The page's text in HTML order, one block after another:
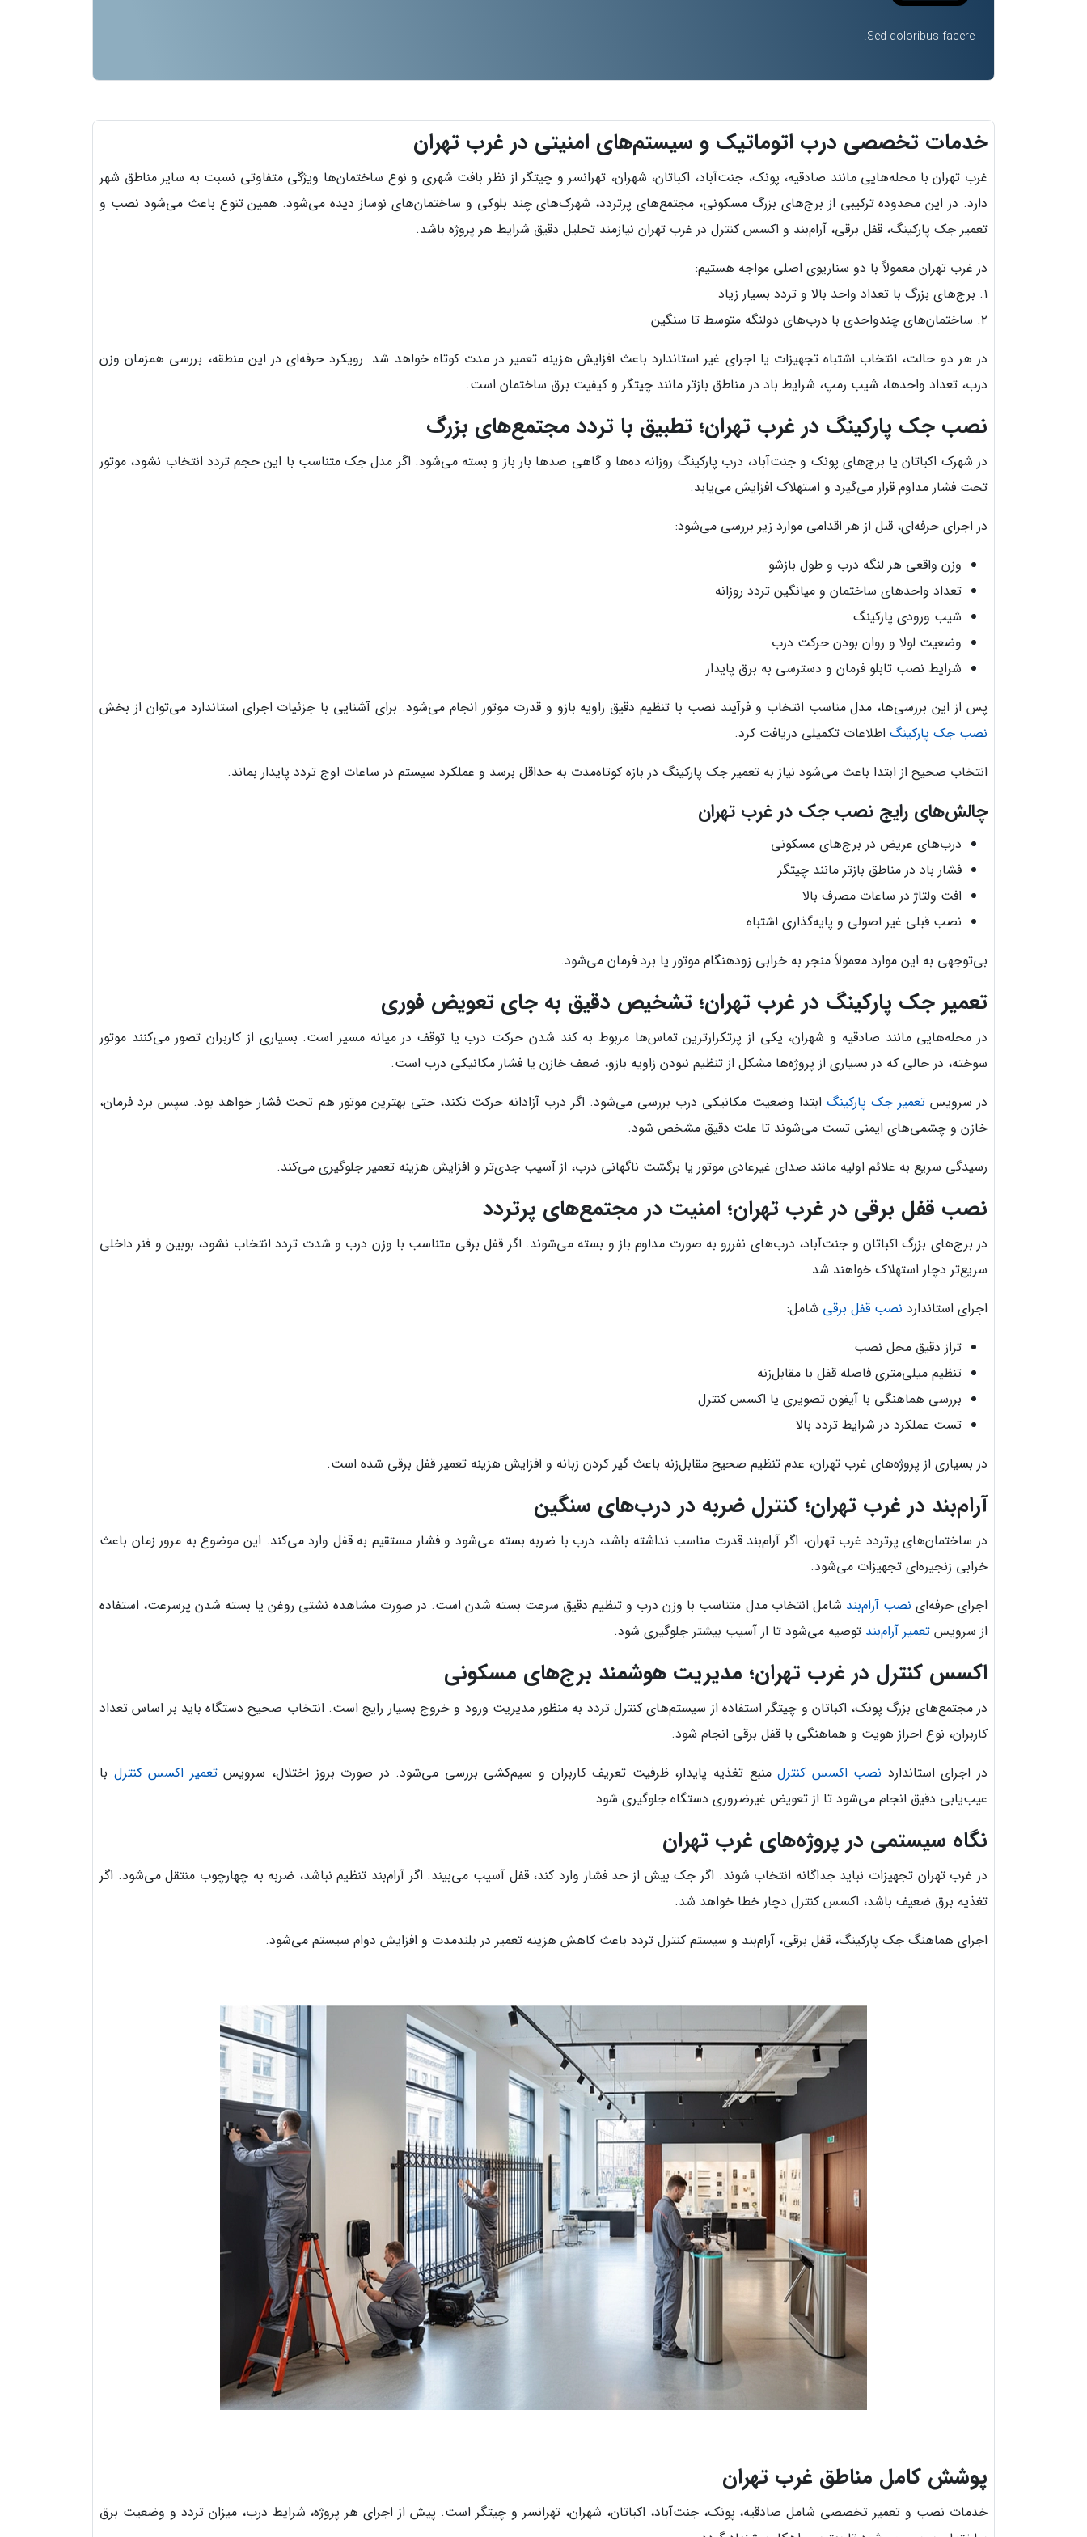
Sed doloribus facere.
خدمات تخصصی درب اتوماتیک و سیستم‌های امنیتی در غرب تهران
غرب تهران با محله‌هایی مانند صادقیه، پونک، جنت‌آباد، اکباتان، شهران، تهرانسر و چیتگر از نظر بافت شهری و نوع ساختمان‌ها ویژگی متفاوتی نسبت به سایر مناطق شهر
دارد. در این محدوده ترکیبی از برج‌های بزرگ مسکونی، مجتمع‌های پرتردد، شهرک‌های چند بلوکی و ساختمان‌های نوساز دیده می‌شود. همین تنوع باعث می‌شود نصب و
تعمیر جک پارکینگ، قفل برقی، آرام‌بند و اکسس کنترل در غرب تهران نیازمند تحلیل دقیق شرایط هر پروژه باشد.
در غرب تهران معمولاً با دو سناریوی اصلی مواجه هستیم:
۱. برج‌های بزرگ با تعداد واحد بالا و تردد بسیار زیاد
۲. ساختمان‌های چندواحدی با درب‌های دولنگه متوسط تا سنگین
در هر دو حالت، انتخاب اشتباه تجهیزات یا اجرای غیر استاندارد باعث افزایش هزینه تعمیر در مدت کوتاه خواهد شد. رویکرد حرفه‌ای در این منطقه، بررسی همزمان وزن
درب، تعداد واحدها، شیب رمپ، شرایط باد در مناطق بازتر مانند چیتگر و کیفیت برق ساختمان است.
نصب جک پارکینگ در غرب تهران؛ تطبیق با تردد مجتمع‌های بزرگ
در شهرک اکباتان یا برج‌های پونک و جنت‌آباد، درب پارکینگ روزانه ده‌ها و گاهی صدها بار باز و بسته می‌شود. اگر مدل جک متناسب با این حجم تردد انتخاب نشود، موتور
تحت فشار مداوم قرار می‌گیرد و استهلاک افزایش می‌یابد.
در اجرای حرفه‌ای، قبل از هر اقدامی موارد زیر بررسی می‌شود:
وزن واقعی هر لنگه درب و طول بازشو
تعداد واحدهای ساختمان و میانگین تردد روزانه
شیب ورودی پارکینگ
وضعیت لولا و روان بودن حرکت درب
شرایط نصب تابلو فرمان و دسترسی به برق پایدار
پس از این بررسی‌ها، مدل مناسب انتخاب و فرآیند نصب با تنظیم دقیق زاویه بازو و قدرت موتور انجام می‌شود. برای آشنایی با جزئیات اجرای استاندارد می‌توان از بخش
نصب جک پارکینگ اطلاعات تکمیلی دریافت کرد.
انتخاب صحیح از ابتدا باعث می‌شود نیاز به تعمیر جک پارکینگ در بازه کوتاه‌مدت به حداقل برسد و عملکرد سیستم در ساعات اوج تردد پایدار بماند.
چالش‌های رایج نصب جک در غرب تهران
درب‌های عریض در برج‌های مسکونی
فشار باد در مناطق بازتر مانند چیتگر
افت ولتاژ در ساعات مصرف بالا
نصب قبلی غیر اصولی و پایه‌گذاری اشتباه
بی‌توجهی به این موارد معمولاً منجر به خرابی زودهنگام موتور یا برد فرمان می‌شود.
تعمیر جک پارکینگ در غرب تهران؛ تشخیص دقیق به جای تعویض فوری
در محله‌هایی مانند صادقیه و شهران، یکی از پرتکرارترین تماس‌ها مربوط به کند شدن حرکت درب یا توقف در میانه مسیر است. بسیاری از کاربران تصور می‌کنند موتور
سوخته، در حالی که در بسیاری از پروژه‌ها مشکل از تنظیم نبودن زاویه بازو، ضعف خازن یا فشار مکانیکی درب است.
در سرویستعمیر جک پارکینگ ابتدا وضعیت مکانیکی درب بررسی می‌شود. اگر درب آزادانه حرکت نکند، حتی بهترین موتور هم تحت فشار خواهد بود. سپس برد فرمان،
خازن و چشمی‌های ایمنی تست می‌شوند تا علت دقیق مشخص شود.
رسیدگی سریع به علائم اولیه مانند صدای غیرعادی موتور یا برگشت ناگهانی درب، از آسیب جدی‌تر و افزایش هزینه تعمیر جلوگیری می‌کند.
نصب قفل برقی در غرب تهران؛ امنیت در مجتمع‌های پرتردد
در برج‌های بزرگ اکباتان و جنت‌آباد، درب‌های نفررو به صورت مداوم باز و بسته می‌شوند. اگر قفل برقی متناسب با وزن درب و شدت تردد انتخاب نشود، بوبین و فنر داخلی
سریع‌تر دچار استهلاک خواهند شد.
اجرای استاندارد نصب قفل برقی شامل:
تراز دقیق محل نصب
تنظیم میلی‌متری فاصله قفل با مقابل‌زنه
بررسی هماهنگی با آیفون تصویری یا اکسس کنترل
تست عملکرد در شرایط تردد بالا
در بسیاری از پروژه‌های غرب تهران، عدم تنظیم صحیح مقابل‌زنه باعث گیر کردن زبانه و افزایش هزینه تعمیر قفل برقی شده است.
آرام‌بند در غرب تهران؛ کنترل ضربه در درب‌های سنگین
در ساختمان‌های پرتردد غرب تهران، اگر آرام‌بند قدرت مناسب نداشته باشد، درب با ضربه بسته می‌شود و فشار مستقیم به قفل وارد می‌کند. این موضوع به مرور زمان باعث
خرابی زنجیره‌ای تجهیزات می‌شود.
اجرای حرفه‌ای نصب آرام‌بند شامل انتخاب مدل متناسب با وزن درب و تنظیم دقیق سرعت بسته شدن است. در صورت مشاهده نشتی روغن یا بسته شدن پرسرعت، استفاده
از سرویس تعمیر آرام‌بند توصیه می‌شود تا از آسیب بیشتر جلوگیری شود.
اکسس کنترل در غرب تهران؛ مدیریت هوشمند برج‌های مسکونی
در مجتمع‌های بزرگ پونک، اکباتان و چیتگر استفاده از سیستم‌های کنترل تردد به منظور مدیریت ورود و خروج بسیار رایج است. انتخاب صحیح دستگاه باید بر اساس تعداد
کاربران، نوع احراز هویت و هماهنگی با قفل برقی انجام شود.
در اجرای استاندارد نصب اکسس کنترلمنبع تغذیه پایدار، ظرفیت تعریف کاربران و سیم‌کشی بررسی می‌شود. در صورت بروز اختلال، سرویستعمیر اکسس کنترل با
عیب‌یابی دقیق انجام می‌شود تا از تعویض غیرضروری دستگاه جلوگیری شود.
نگاه سیستمی در پروژه‌های غرب تهران
در غرب تهران تجهیزات نباید جداگانه انتخاب شوند. اگر جک بیش از حد فشار وارد کند، قفل آسیب می‌بیند. اگر آرام‌بند تنظیم نباشد، ضربه به چهارچوب منتقل می‌شود. اگر
تغذیه برق ضعیف باشد، اکسس کنترل دچار خطا خواهد شد.
اجرای هماهنگ جک پارکینگ، قفل برقی، آرام‌بند و سیستم کنترل تردد باعث کاهش هزینه تعمیر در بلندمدت و افزایش دوام سیستم می‌شود.
پوشش کامل مناطق غرب تهران
خدمات نصب و تعمیر تخصصی شامل صادقیه، پونک، جنت‌آباد، اکباتان، شهران، تهرانسر و چیتگر است. پیش از اجرای هر پروژه، شرایط درب، میزان تردد و وضعیت برق